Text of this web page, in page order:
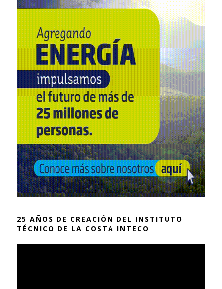
25 AÑOS DE CREACIÓN DEL INSTITUTO
TÉCNICO DE LA COSTA INTECO